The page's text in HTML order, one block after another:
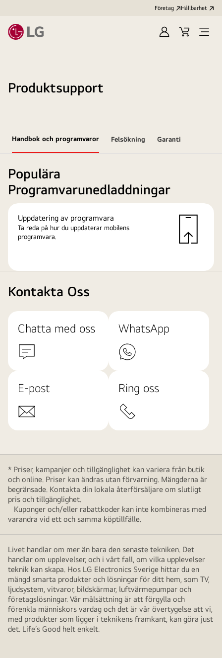
Företag Hållbarhet
LoggaKundvagn
Produktsupport
Handbok och programvaror Felsökning Garanti
Populära
Programvarunedladdningar
Uppdatering av programvara
Ta reda på hur du uppdaterar mobilens
programvara.
Kontakta Oss
Chatta med oss WhatsApp
E-post Ring oss
* Priser, kampanjer och tillgänglighet kan variera från butik
och online. Priser kan ändras utan förvarning. Mängderna är
begränsade. Kontakta din lokala återförsäljare om slutligt
pris och tillgänglighet.
Kuponger och/eller rabattkoder kan inte kombineras med
varandra vid ett och samma köptillfälle.
Livet handlar om mer än bara den senaste tekniken. Det
handlar om upplevelser, och i vårt fall, om vilka upplevelser
teknik kan skapa. Hos LG Electronics Sverige hittar du en
mängd smarta produkter och lösningar för ditt hem, som TV,
ljudsystem, vitvaror, bildskärmar, luftvärmepumpar och
företagslösningar. Vår målsättning är att förgylla och
förenkla människors vardag och det är vår övertygelse att vi,
med produkter som ligger i teknikens framkant, kan göra just
det. Life’s Good helt enkelt.